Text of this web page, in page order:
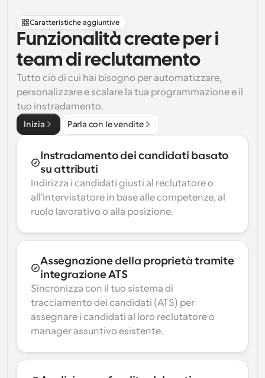
Caratteristiche aggiuntive
Funzionalità create per i
team di reclutamento
Tutto ciò di cui hai bisogno per automatizzare,
personalizzare e scalare la tua programmazione e il
tuo instradamento.
Inizia Parla con le vendite
Instradamento dei candidati basato
su attributi
Indirizza i candidati giusti al reclutatore o
all'intervistatore in base alle competenze, al
ruolo lavorativo o alla posizione.
Assegnazione della proprietà tramite
integrazione ATS
Sincronizza con il tuo sistema di
tracciamento dei candidati (ATS) per
assegnare i candidati al loro reclutatore o
manager assuntivo esistente.